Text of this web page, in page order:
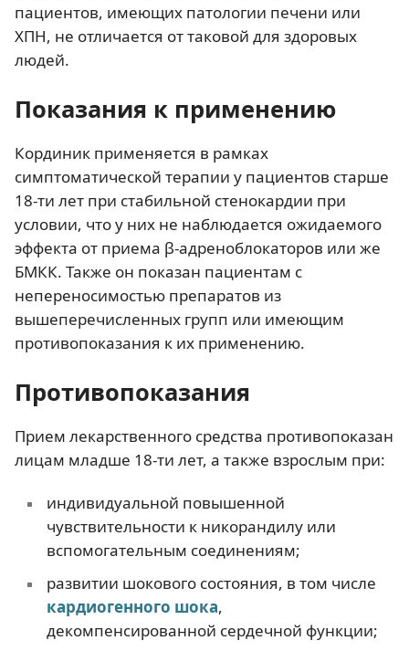
пациентов, имеющих патологии печени или
ХПН, не отличается от таковой для здоровых
людей.
Показания к применению
Кординик применяется в рамках
симптоматической терапии у пациентов старше
18-ти лет при стабильной стенокардии при
условии, что у них не наблюдается ожидаемого
эффекта от приема β-адреноблокаторов или же
БМКК. Также он показан пациентам с
непереносимостью препаратов из
вышеперечисленных групп или имеющим
противопоказания к их применению.
Противопоказания
Прием лекарственного средства противопоказан
лицам младше 18-ти лет, а также взрослым при:
индивидуальной повышенной
чувствительности к никорандилу или
вспомогательным соединениям;
развитии шокового состояния, в том числе
кардиогенного шока,
декомпенсированной сердечной функции;